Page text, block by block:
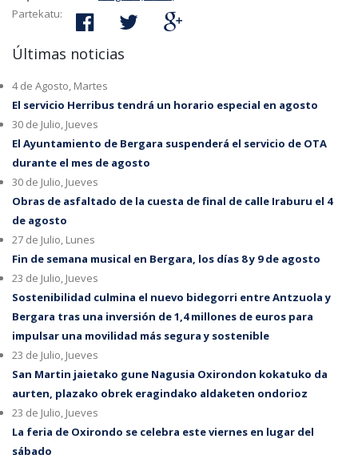
Partekatu:
Últimas noticias
4 de Agosto, Martes
El servicio Herribus tendrá un horario especial en agosto
30 de Julio, Jueves
El Ayuntamiento de Bergara suspenderá el servicio de OTA
durante el mes de agosto
30 de Julio, Jueves
Obras de asfaltado de la cuesta de final de calle Iraburu el 4
de agosto
27 de Julio, Lunes
Fin de semana musical en Bergara, los días 8 y 9 de agosto
23 de Julio, Jueves
Sostenibilidad culmina el nuevo bidegorri entre Antzuola y
Bergara tras una inversión de 1,4 millones de euros para
impulsar una movilidad más segura y sostenible
23 de Julio, Jueves
San Martin jaietako gune Nagusia Oxirondon kokatuko da
aurten, plazako obrek eragindako aldaketen ondorioz
23 de Julio, Jueves
La feria de Oxirondo se celebra este viernes en lugar del
sábado